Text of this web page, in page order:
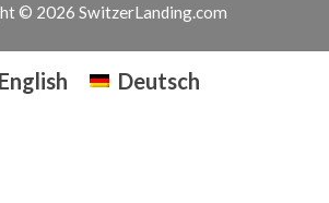
© 2026 SwitzerLanding.com
English Deutsch